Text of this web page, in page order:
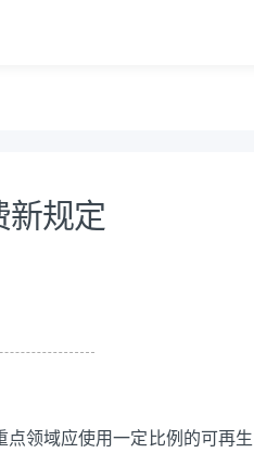
新规定
点领域应使用一定比例的可再生